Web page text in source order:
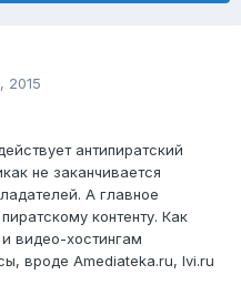
2015
антипиратский
не заканчивается
А главное
контенту. Как
видео-хостингам
вроде Amediateka.ru, Ivi.ru